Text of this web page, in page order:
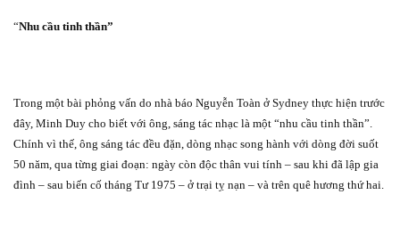
“Nhu cầu tinh thần”
Trong một bài phỏng vấn do nhà báo Nguyễn Toàn ở Sydney thực hiện trước
đây, Minh Duy cho biết với ông, sáng tác nhạc là một “nhu cầu tinh thần”.
Chính vì thế, ông sáng tác đều đặn, dòng nhạc song hành với dòng đời suốt
50 năm, qua từng giai đoạn: ngày còn độc thân vui tính – sau khi đã lập gia
đình – sau biến cố tháng Tư 1975 – ở trại tỵ nạn – và trên quê hương thứ hai.